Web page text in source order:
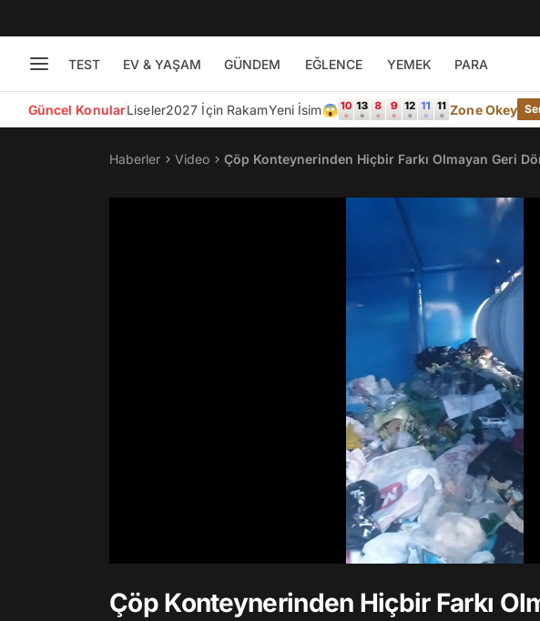
TEST EV & YAŞAM GÜNDEM EĞLENCE YEMEK PARA
Güncel KonularLiseler2027 İçin RakamYeni İsim😱 Zone Okey
Haberler Video Çöp Konteynerinden Hiçbir Farkı Olmayan Geri
Çöp Konteynerinden Hiçbir Farkı